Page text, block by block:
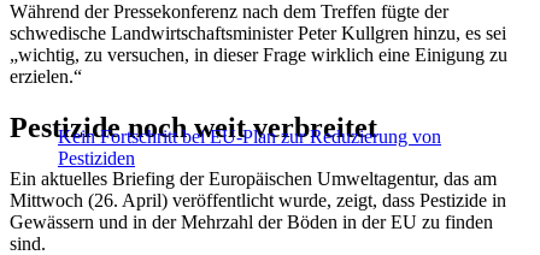
Während der Pressekonferenz nach dem Treffen fügte der
schwedische Landwirtschaftsminister Peter Kullgren hinzu, es sei
„wichtig, zu versuchen, in dieser Frage wirklich eine Einigung zu
erzielen.“
Kein Fortschritt bei EU-Plan zur Reduzierung von
Pestiziden
Pestizide noch weit verbreitet
Ein aktuelles Briefing der Europäischen Umweltagentur, das am
Mittwoch (26. April) veröffentlicht wurde, zeigt, dass Pestizide in
Gewässern und in der Mehrzahl der Böden in der EU zu finden
sind.